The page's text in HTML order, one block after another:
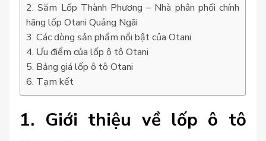
2. Săm Lốp Thành Phương – Nhà phân phối chính
hãng lốp Otani Quảng Ngãi
3. Các dòng sản phẩm nổi bật của Otani
4. Ưu điểm của lốp ô tô Otani
5. Bảng giá lốp ô tô Otani
6. Tạm kết
1. Giới thiệu về lốp ô tô